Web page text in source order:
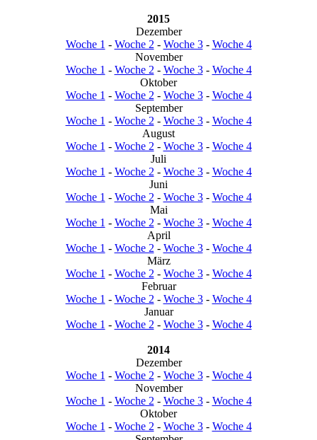
2015
Dezember
Woche 1 - Woche 2 - Woche 3- Woche 4
November
Woche 1 - Woche 2 - Woche 3- Woche 4
Oktober
Woche 1 - Woche 2 - Woche 3- Woche 4
September
Woche 1 - Woche 2 - Woche 3- Woche 4
August
Woche 1 - Woche 2 - Woche 3- Woche 4
Juli
Woche 1 - Woche 2 - Woche 3- Woche 4
Juni
Woche 1 - Woche 2 - Woche 3- Woche 4
Mai
Woche 1 - Woche 2 - Woche 3- Woche 4
April
Woche 1 - Woche 2 - Woche 3- Woche 4
März
Woche 1 - Woche 2 - Woche 3- Woche 4
Februar
Woche 1 - Woche 2 - Woche 3- Woche 4
Januar
Woche 1 - Woche 2 - Woche 3- Woche 4
2014
Dezember
Woche 1 - Woche 2 - Woche 3- Woche 4
November
Woche 1 - Woche 2 - Woche 3- Woche 4
Oktober
Woche 1 - Woche 2 - Woche 3- Woche 4